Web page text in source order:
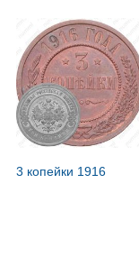
3 копейки 1916